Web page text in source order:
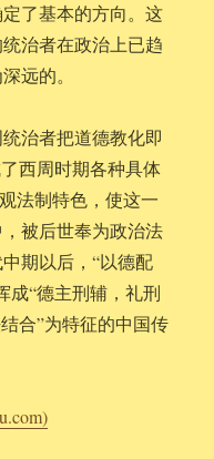
了基本的方向。这
治者在政治上已趋
远的。
治者把道德教化即
西周时期各种具体
法制特色，使这一
被后世奉为政治法
期以后，“以德配
成“德主刑辅，礼刑
合”为特征的中国传